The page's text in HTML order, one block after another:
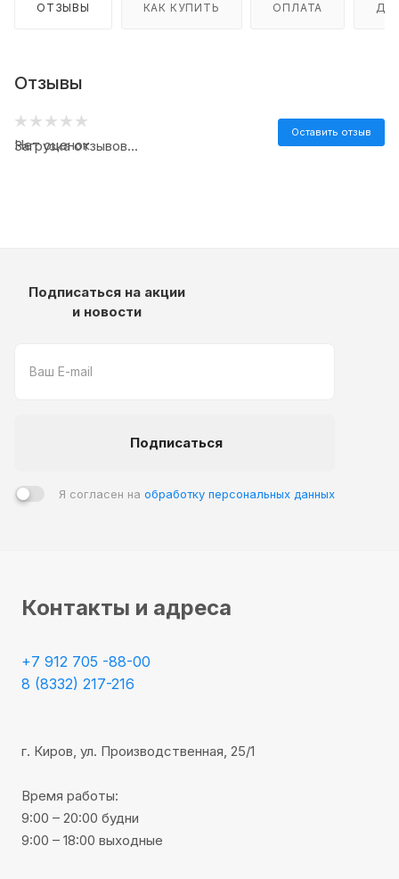
ОТЗЫВЫ КАК КУПИТЬ ОПЛАТА
Отзывы
Нет оценок
Оставить отзыв
Загрузка отзывов...
Подписаться на акции
и новости
Подписаться
Я согласен на обработку персональных данных
Контакты и адреса
+7 912 705 -88-00
8 (8332) 217-216
г. Киров, ул. Производственная, 25/1
Время работы:
9:00 – 20:00 будни
9:00 – 18:00 выходные